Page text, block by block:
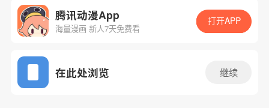
App免费看
下一话 腾漫App免费看
腾讯动漫App
海量漫画 新人7天免费看
打开APP
在此处浏览 继续